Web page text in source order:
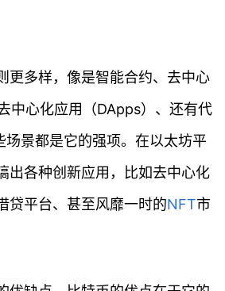
更多样，像是智能合约、去中心
中心化应用（DApps）、还有代
场景都是它的强项。在以太坊平
出各种创新应用，比如去中心化
贷平台、甚至风靡一时的NFT市